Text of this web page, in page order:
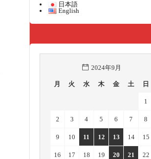
日本語
English
2024年9月
月 火 水 木 金 土 日
1
2 3 4 5 6 7 8
9 10 11 12 13 14 15
16 17 18 19 20 21 22